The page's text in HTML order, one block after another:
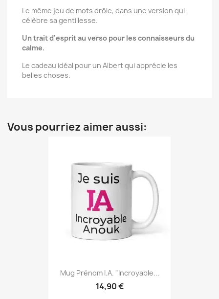
Le même jeu de mots drôle, dans une version qui
célèbre sa gentillesse.
Un trait d'esprit au verso pour les connaisseurs du
calme.
Le cadeau idéal pour un Albert qui apprécie les
belles choses.
Vous pourriez aimer aussi:
Mug Prénom I.A. "Incroyable...
14,90 €